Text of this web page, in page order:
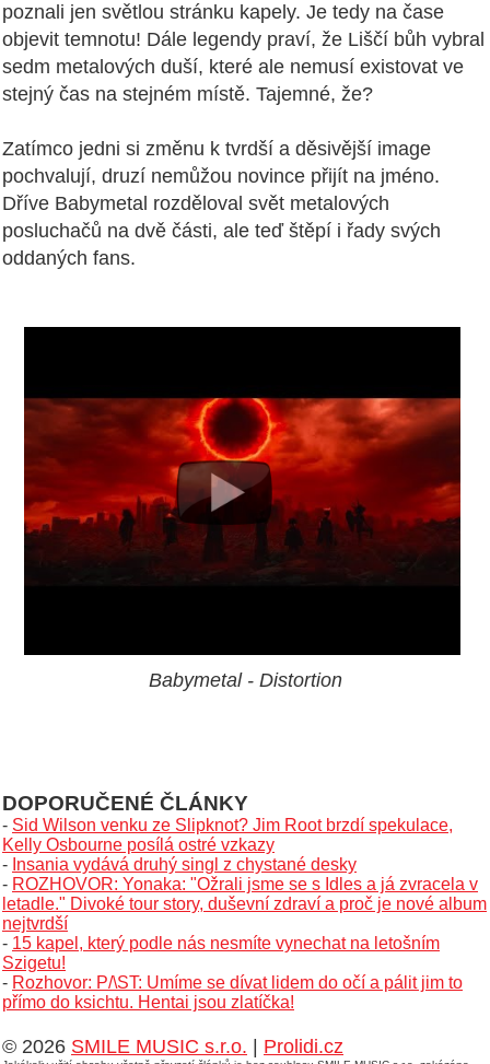
poznali jen světlou stránku kapely. Je tedy na čase
objevit temnotu! Dále legendy praví, že Liščí bůh vybral
sedm metalových duší, které ale nemusí existovat ve
stejný čas na stejném místě. Tajemné, že?
Zatímco jedni si změnu k tvrdší a děsivější image
pochvalují, druzí nemůžou novince přijít na jméno.
Dříve Babymetal rozděloval svět metalových
posluchačů na dvě části, ale teď štěpí i řady svých
oddaných fans.
Babymetal - Distortion
DOPORUČENÉ ČLÁNKY
- Sid Wilson venku ze Slipknot? Jim Root brzdí spekulace,
Kelly Osbourne posílá ostré vzkazy
- Insania vydává druhý singl z chystané desky
- ROZHOVOR: Yonaka: "Ožrali jsme se s Idles a já zvracela v
letadle." Divoké tour story, duševní zdraví a proč je nové album
nejtvrdší
- 15 kapel, který podle nás nesmíte vynechat na letošním
Szigetu!
- Rozhovor: P/\ST: Umíme se dívat lidem do očí a pálit jim to
přímo do ksichtu. Hentai jsou zlatíčka!
© 2026 SMILE MUSIC s.r.o. | Prolidi.cz